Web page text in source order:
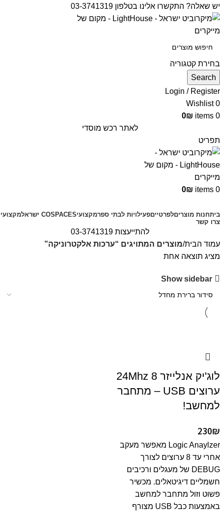
יש שאלה? התקשרו אלינו בטלפון 03-3741319
בחירת קטגוריה
Search
Login / Register
0
Wishlist
0
items
0₪
לאתר רכש מוסדי
תפריט
0
items
0₪
ביתחנות מוצריםלפרטייםפעילויות לבתי ספרמקצועיCOSPACES ישראל
מקצועי
צרו קשר
להתייעצות 03-3741319
עמוד הבית מוצרים המתויגים “ערכות אלקטרוניקה”
מציג תוצאה אחת
Show sidebar
לוג'יק אנלייזר 24Mhz 8
ערוצים USB – מתחבר
למחשב!
230₪
Logic Anaylzer מאפשר מעקב
אחרי עד 8 ערוצים לצורך
DEBUG של מעגלים ורכיבים
חשמליים דיגיטאלים. מכשיר
פשוט וזול מתחבר למחשב
באמצעות כבל USB מצורף